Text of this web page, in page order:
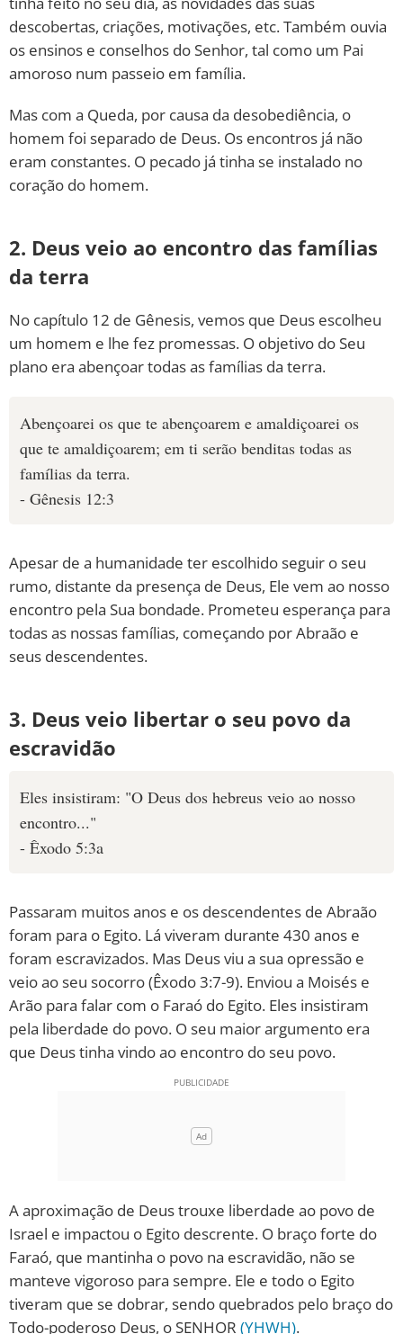
descobertas, criações, motivações, etc. Também ouvia
os ensinos e conselhos do Senhor, tal como um Pai
amoroso num passeio em família.
Mas com a Queda, por causa da desobediência, o
homem foi separado de Deus. Os encontros já não
eram constantes. O pecado já tinha se instalado no
coração do homem.
2. Deus veio ao encontro das famílias
da terra
No capítulo 12 de Gênesis, vemos que Deus escolheu
um homem e lhe fez promessas. O objetivo do Seu
plano era abençoar todas as famílias da terra.
Abençoarei os que te abençoarem e amaldiçoarei os
que te amaldiçoarem; em ti serão benditas todas as
famílias da terra.
- Gênesis 12:3
Apesar de a humanidade ter escolhido seguir o seu
rumo, distante da presença de Deus, Ele vem ao nosso
encontro pela Sua bondade. Prometeu esperança para
todas as nossas famílias, começando por Abraão e
seus descendentes.
3. Deus veio libertar o seu povo da
escravidão
Eles insistiram: "O Deus dos hebreus veio ao nosso
encontro..."
- Êxodo 5:3a
Passaram muitos anos e os descendentes de Abraão
foram para o Egito. Lá viveram durante 430 anos e
foram escravizados. Mas Deus viu a sua opressão e
veio ao seu socorro (Êxodo 3:7-9). Enviou a Moisés e
Arão para falar com o Faraó do Egito. Eles insistiram
pela liberdade do povo. O seu maior argumento era
que Deus tinha vindo ao encontro do seu povo.
A aproximação de Deus trouxe liberdade ao povo de
Israel e impactou o Egito descrente. O braço forte do
Faraó, que mantinha o povo na escravidão, não se
manteve vigoroso para sempre. Ele e todo o Egito
tiveram que se dobrar, sendo quebrados pelo braço do
Todo-poderoso Deus, o SENHOR (YHWH).